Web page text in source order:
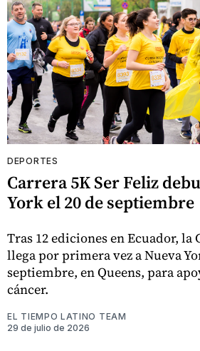
DEPORTES
Carrera 5K Ser Feliz
York el 20 de septiembre
Tras 12 ediciones en Ecuador, la
llega por primera vez a Nueva
septiembre, en Queens, para
cáncer.
EL TIEMPO LATINO TEAM
29 de julio de 2026